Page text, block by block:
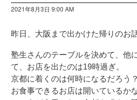
2021年8月3日 9:00 AM
昨日、大阪まで出かけた帰りのお
塾生さんのテーブルを決めて、他
て、お店を出たのは19時過ぎ。
京都に着くのは何時になるだろう？
お食事できるお店は開いているか